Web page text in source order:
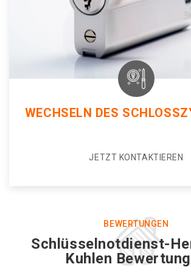
WECHSELN DES
JETZT KONTAKTIEREN
BEWERTUNGEN
Schlüsselnotdienst-
Kuhlen